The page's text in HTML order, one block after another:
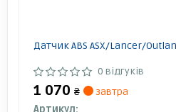
Датчик ABS ASX/Lancer/
0 відгуків
1 070 ₴
завтра
Артикул: